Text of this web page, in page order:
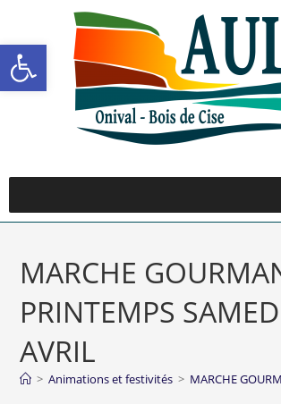
Ouvrir la barre
MARCHE
PRINTEMPS
AVRIL
> Animations et festivités > MARCHE